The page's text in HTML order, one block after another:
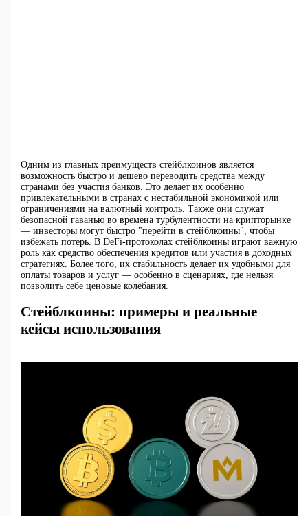
Одним из главных преимуществ стейблкоинов является
возможность быстро и дешево переводить средства между
странами без участия банков. Это делает их особенно
привлекательными в странах с нестабильной экономикой или
ограничениями на валютный контроль. Также они служат
безопасной гаванью во времена турбулентности на крипторынке
— инвесторы могут быстро "перейти в стейблкоины", чтобы
избежать потерь. В DeFi-протоколах стейблкоины играют важную
роль как средство обеспечения кредитов или участия в доходных
стратегиях. Более того, их стабильность делает их удобными для
оплаты товаров и услуг — особенно в сценариях, где нельзя
позволить себе ценовые колебания.
Стейблкоины: примеры и реальные
кейсы использования